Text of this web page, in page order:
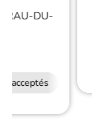
DU-
acceptés